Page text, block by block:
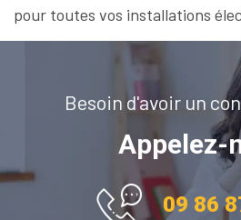
pour toutes vos installations
Besoin d'avoir un
Appelez-
09 86